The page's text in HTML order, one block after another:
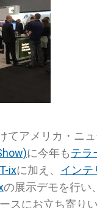
てアメリカ・ニ
に今年もテラ
ixに加え、 インテ
の展示デモを行い
スにお立ち寄り